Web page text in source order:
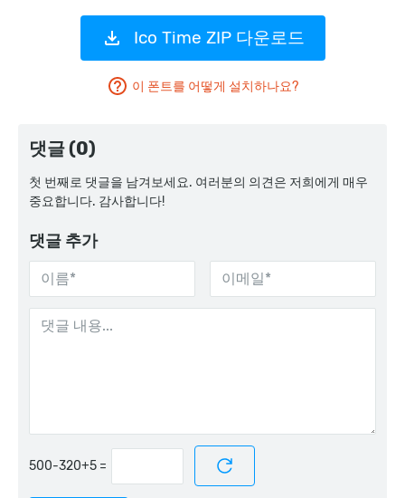
Ico Time ZIP 다운로드
이 폰트를 어떻게 설치하나요?
댓글 (0)
첫 번째로 댓글을 남겨보세요. 여러분의 의견은 저희에게 매우
중요합니다. 감사합니다!
댓글 추가
=